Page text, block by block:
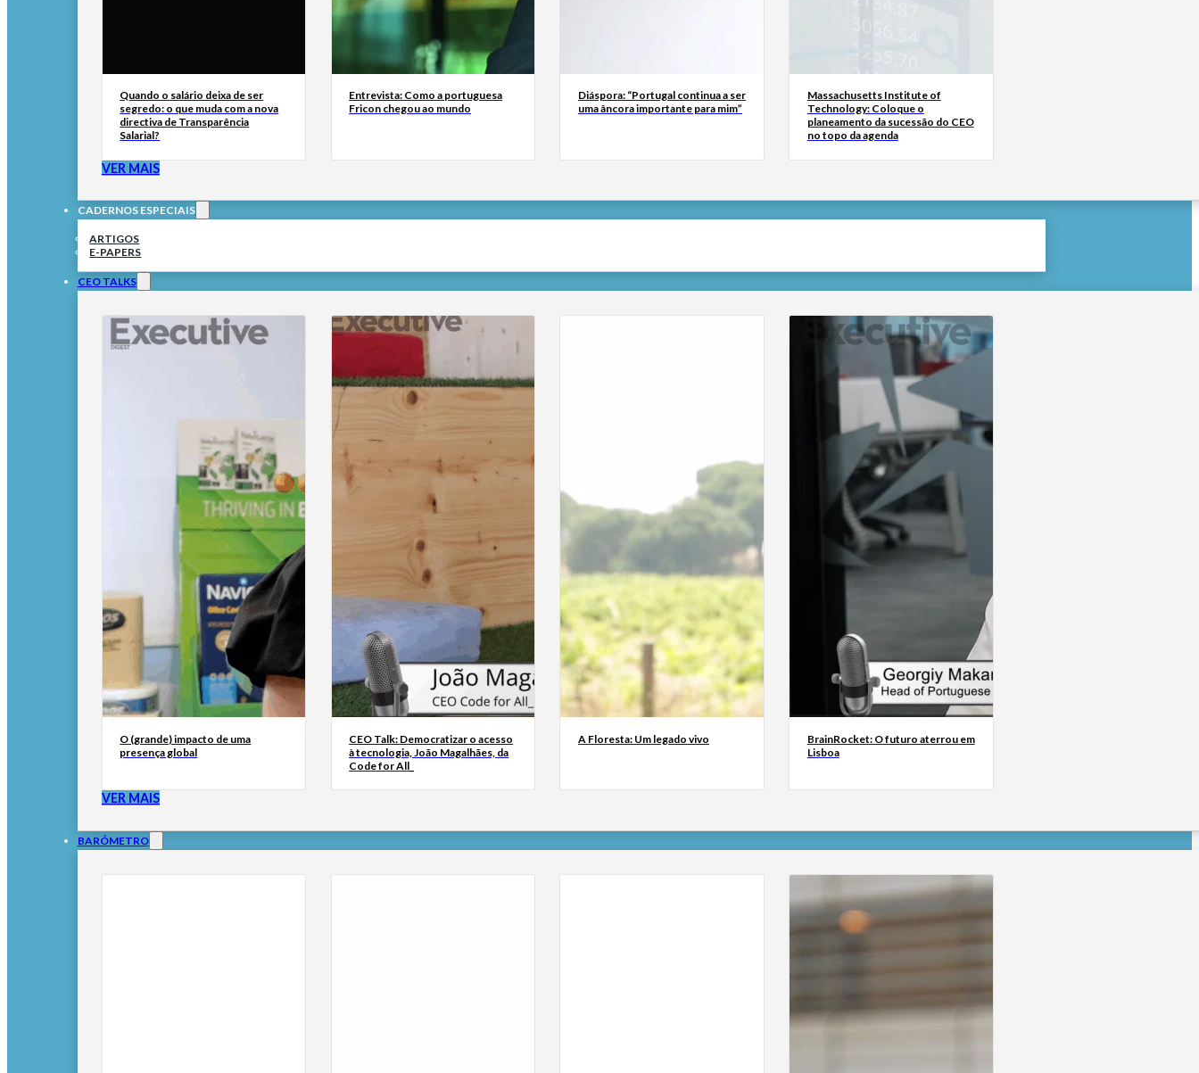
Quando o salário deixa de ser
segredo: o que muda com a nova
directiva de Transparência
Salarial?
Entrevista: Como a portuguesa
Fricon chegou ao mundo
Diáspora: “Portugal continua a ser
uma âncora importante para mim”
Massachusetts Institute of
Technology: Coloque o
planeamento da sucessão do CEO
no topo da agenda
VER MAIS
CADERNOS ESPECIAIS
ARTIGOS
E-PAPERS
CEO TALKS
O (grande) impacto de uma
presença global
CEO Talk: Democratizar o acesso
à tecnologia, João Magalhães, da
Code for All_
A Floresta: Um legado vivo
BrainRocket: O futuro aterrou em
Lisboa
VER MAIS
BARÓMETRO